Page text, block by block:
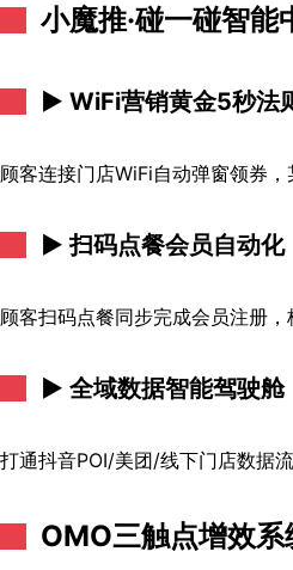
小魔推·碰一碰智
► WiFi营销黄金5秒法
顾客连接门店WiFi自动弹窗领券
► 扫码点餐会员自动化
顾客扫码点餐同步完成会员注册
► 全域数据智能驾驶舱
打通抖音POI/美团/线下门店数据
OMO三触点增效系